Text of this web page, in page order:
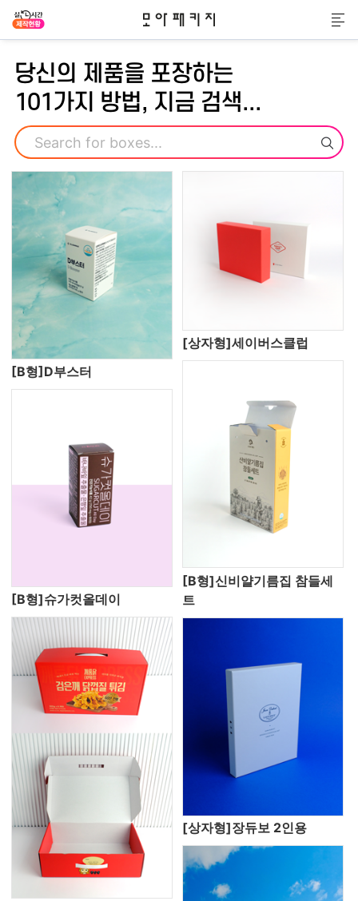
모아패키지
메
당신의 제품을 포장하는
101가지 방법, 지금 검색...
검색
[B형]D부스터
[상자형]세이버스클럽
[B형]슈가컷올데이
[B형]신비얄기름집 참들세
트
[상자형]장듀보 2인용